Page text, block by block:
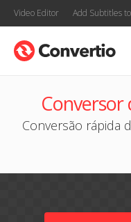
Video Editor Add Subtitles
Conversor
Conversão rápida